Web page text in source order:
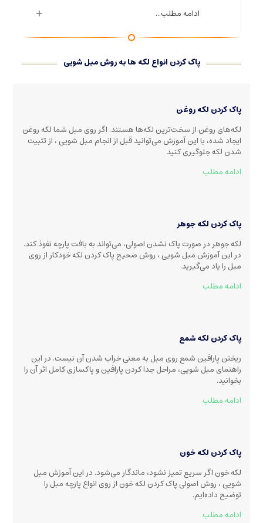
ادامه مطلب...
پاک کردن انواع لکه ها به روش مبل شویی
پاک کردن لکه روغن
لکه‌های روغن از سخت‌ترین لکه‌ها هستند. اگر روی مبل شما لکه روغن
ایجاد شده، با این آموزش می‌توانید قبل از انجام مبل شویی ، از تثبیت
شدن لکه جلوگیری کنید
ادامه مطلب
پاک کردن لکه جوهر
لکه جوهر در صورت پاک نشدن اصولی، می‌تواند به بافت پارچه نفوذ کند.
در این آموزش مبل شویی ، روش صحیح پاک کردن لکه خودکار از روی
مبل را یاد می‌گیرید.
ادامه مطلب
پاک کردن لکه شمع
ریختن پارافین شمع روی مبل به معنی خراب شدن آن نیست. در این
راهنمای مبل شویی، مراحل جدا کردن پارافین و پاکسازی کامل اثر آن را
بخوانید.
ادامه مطلب
پاک کردن لکه خون
لکه خون اگر سریع تمیز نشود، ماندگار می‌شود. در این آموزش مبل
شویی ، روش اصولی پاک کردن لکه خون از روی انواع پارچه مبل را
توضیح داده‌ایم.
ادامه مطلب